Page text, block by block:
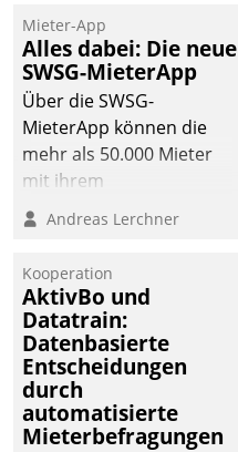
Mieter-App
Alles dabei: Die neue
SWSG-MieterApp
Über die SWSG-
MieterApp können die
mehr als 50.000 Mieter
mit ihrem
Wohnungsunternehmen
kommunizieren, auf dem
einsehen und ändern
oder
Schadensmeldungen
abgeben – rund um die
Uhr.
Andreas Lerchner
Kooperation
AktivBo und
Datatrain:
Datenbasierte
Entscheidungen
durch
automatisierte
Mieterbefragungen